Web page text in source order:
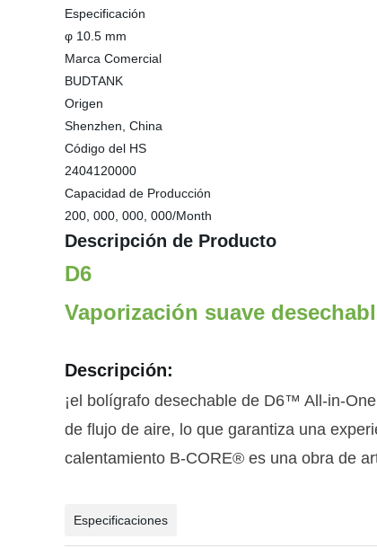
Especificación
φ 10.5 mm
Marca Comercial
BUDTANK
Origen
Shenzhen, China
Código del HS
2404120000
Capacidad de Producción
200, 000, 000, 000/Month
Descripción de Producto
D6
Vaporización suave
Descripción:
¡el bolígrafo desechable de D6™ All-in-
de flujo de aire, lo que garantiza una
calentamiento B-CORE® es una obra de
Especificaciones